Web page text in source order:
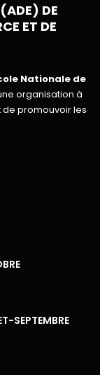
DE
ET DE
Nationale de
organisation à
promouvoir les
SEPTEMBRE